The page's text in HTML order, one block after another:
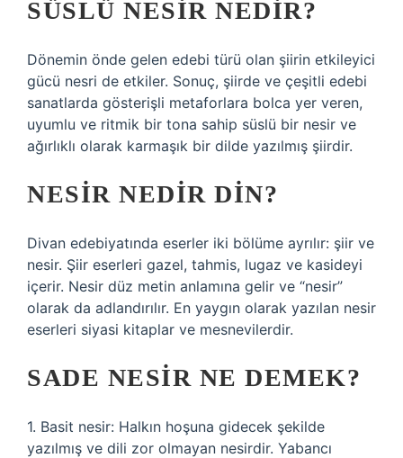
SÜSLÜ NESIR NEDIR?
Dönemin önde gelen edebi türü olan şiirin etkileyici
gücü nesri de etkiler. Sonuç, şiirde ve çeşitli edebi
sanatlarda gösterişli metaforlara bolca yer veren,
uyumlu ve ritmik bir tona sahip süslü bir nesir ve
ağırlıklı olarak karmaşık bir dilde yazılmış şiirdir.
NESIR NEDIR DIN?
Divan edebiyatında eserler iki bölüme ayrılır: şiir ve
nesir. Şiir eserleri gazel, tahmis, lugaz ve kasideyi
içerir. Nesir düz metin anlamına gelir ve “nesir”
olarak da adlandırılır. En yaygın olarak yazılan nesir
eserleri siyasi kitaplar ve mesnevilerdir.
SADE NESIR NE DEMEK?
1. Basit nesir: Halkın hoşuna gidecek şekilde
yazılmış ve dili zor olmayan nesirdir. Yabancı